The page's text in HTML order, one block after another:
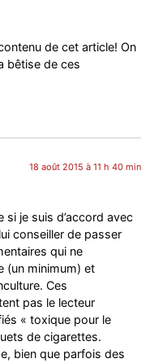
de cet article! On
bêtise de ces
18 août 2015 à 11 h 40 min
si je suis d’accord avec
conseiller de passer
qui ne
(un minimum) et
Ces
pas le lecteur
« toxique pour le
de cigarettes.
bien que parfois des